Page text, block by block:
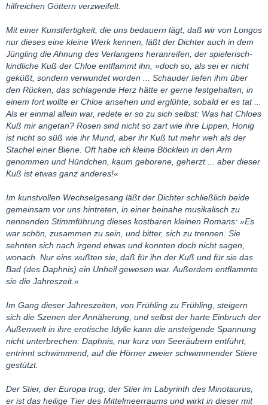
hilfreichen Göttern verzweifelt.
Mit einer Kunstfertigkeit, die uns bedauern lägt, daß wir von Longos
nur dieses eine kleine Werk kennen, läßt der Dichter auch in dem
Jüngling die Ahnung des Verlangens heranreifen; der spielerisch-
kindliche Kuß der Chloe entflammt ihn, »doch so, als sei er nicht
geküßt, sondern verwundet worden ... Schauder liefen ihm über
den Rücken, das schlagende Herz hätte er gerne festgehalten, in
einem fort wollte er Chloe ansehen und erglühte, sobald er es tat ...
Als er einmal allein war, redete er so zu sich selbst: Was hat Chloes
Kuß mir angetan? Rosen sind nicht so zart wie ihre Lippen, Honig
ist nicht so süß wie ihr Mund, aber ihr Kuß tut mehr weh als der
Stachel einer Biene. Oft habe ich kleine Böcklein in den Arm
genommen und Hündchen, kaum geborene, geherzt ... aber dieser
Kuß ist etwas ganz anderes!«
Im kunstvollen Wechselgesang läßt der Dichter schließlich beide
gemeinsam vor uns hintreten, in einer beinahe musikalisch zu
nennenden Stimmführung dieses kostbaren kleinen Romans: »Es
war schön, zusammen zu sein, und bitter, sich zu trennen. Sie
sehnten sich nach irgend etwas und konnten doch nicht sagen,
wonach. Nur eins wußten sie, daß für ihn der Kuß und für sie das
Bad (des Daphnis) ein Unheil gewesen war. Außerdem entflammte
sie die Jahreszeit.«
Im Gang dieser Jahreszeiten, von Frühling zu Frühling, steigern
sich die Szenen der Annäherung, und selbst der harte Einbruch der
Außenwelt in ihre erotische Idylle kann die ansteigende Spannung
nicht unterbrechen: Daphnis, nur kurz von Seeräubern entführt,
entrinnt schwimmend, auf die Hörner zweier schwimmender Stiere
gestützt.
Der Stier, der Europa trug, der Stier im Labyrinth des Minotaurus,
er ist das heilige Tier des Mittelmeerraums und wirkt in dieser mit